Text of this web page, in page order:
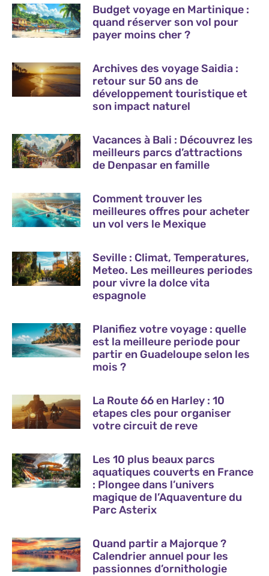
Budget voyage en Martinique :
quand réserver son vol pour
payer moins cher ?
Archives des voyage Saidia :
retour sur 50 ans de
développement touristique et
son impact naturel
Vacances à Bali : Découvrez les
meilleurs parcs d’attractions
de Denpasar en famille
Comment trouver les
meilleures offres pour acheter
un vol vers le Mexique
Seville : Climat, Temperatures,
Meteo. Les meilleures periodes
pour vivre la dolce vita
espagnole
Planifiez votre voyage : quelle
est la meilleure periode pour
partir en Guadeloupe selon les
mois ?
La Route 66 en Harley : 10
etapes cles pour organiser
votre circuit de reve
Les 10 plus beaux parcs
aquatiques couverts en France
: Plongee dans l’univers
magique de l’Aquaventure du
Parc Asterix
Quand partir a Majorque ?
Calendrier annuel pour les
passionnes d’ornithologie